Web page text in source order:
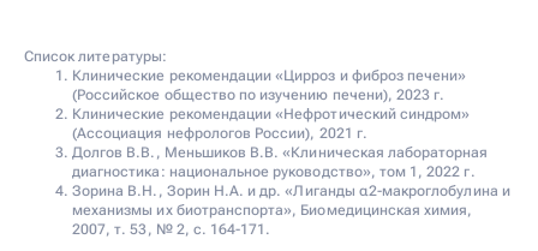
Список литературы:
Клинические рекомендации «Цирроз и фиброз печени»
(Российское общество по изучению печени), 2023 г.
Клинические рекомендации «Нефротический синдром»
(Ассоциация нефрологов России), 2021 г.
Долгов В.В., Меньшиков В.В. «Клиническая лабораторная
диагностика: национальное руководство», том 1, 2022 г.
Зорина В.Н., Зорин Н.А. и др. «Лиганды α2-макроглобулина и
механизмы их биотранспорта», Биомедицинская химия,
2007, т. 53, № 2, с. 164-171.